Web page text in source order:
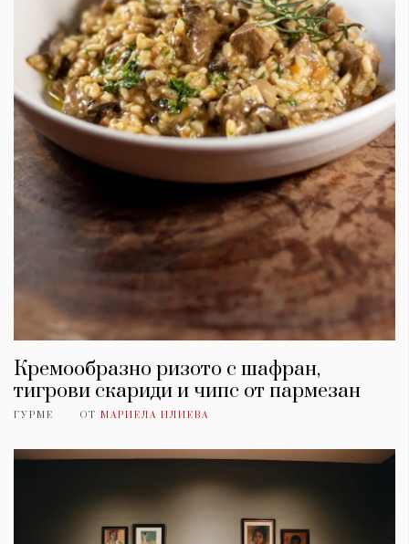
Кремообразно ризото с шафран,
тигрови скариди и чипс от пармезан
ГУРМЕ ОТ МАРИЕЛА ИЛИЕВА